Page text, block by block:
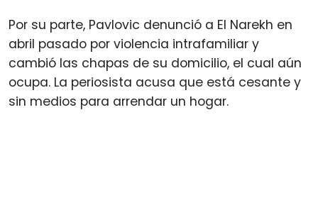
Por su parte, Pavlovic denunció a El Narekh en
abril pasado por violencia intrafamiliar y
cambió las chapas de su domicilio, el cual aún
ocupa. La periosista acusa que está cesante y
sin medios para arrendar un hogar.